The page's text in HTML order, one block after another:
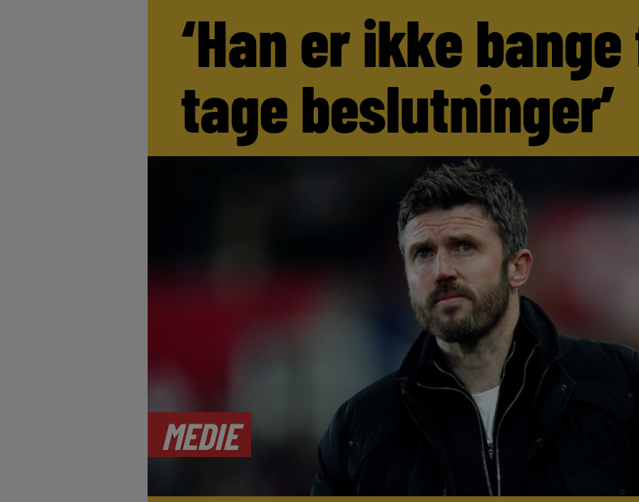
‘Han er ikke
tage beslutninger’
MEDIE